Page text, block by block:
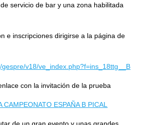
servicio de bar y una zona habilitada
e inscripciones dirigirse a la página de
gespre/v18/ve_index.php?f=ins_18ttg__B
con la invitación de la prueba
CAMPEONATO ESPAÑA B PICAL